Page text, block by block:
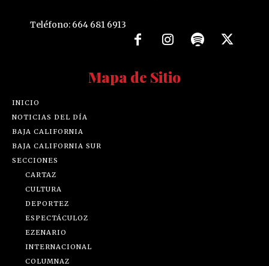
Teléfono: 664 681 6913
Mapa de Sitio
INICIO
NOTICIAS DEL DÍA
BAJA CALIFORNIA
BAJA CALIFORNIA SUR
SECCIONES
CARTAZ
CULTURA
DEPORTEZ
ESPECTÁCULOZ
EZENARIO
INTERNACIONAL
COLUMNAZ